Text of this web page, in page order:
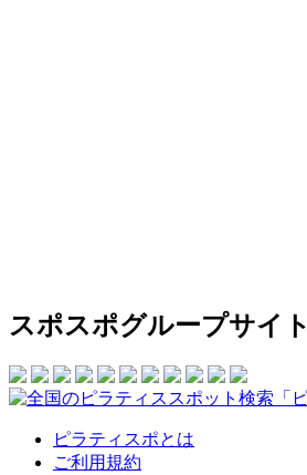
スポスポグループサイト
ピラティスポとは
ご利用規約